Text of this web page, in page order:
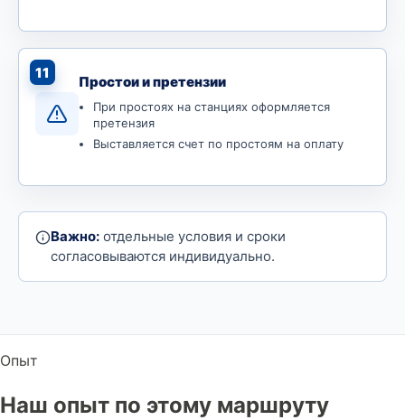
11
Простои и претензии
При простоях на станциях оформляется
претензия
Выставляется счет по простоям на оплату
Важно:отдельные условия и сроки
согласовываются индивидуально.
Опыт
Наш опыт по этому маршруту